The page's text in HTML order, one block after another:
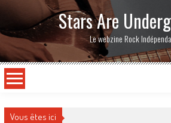
Stars Are
Le webzine Rock
Vous êtes ici